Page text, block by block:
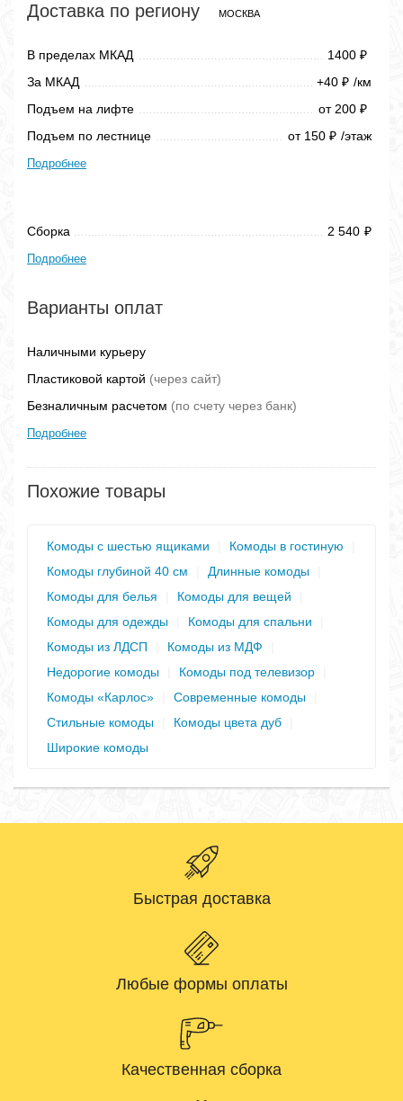
Доставка по региону МОСКВА
В пределах МКАД 1400 ₽
За МКАД +40 ₽ /км
Подъем на лифте
от 200 ₽
Подъем по лестнице от 150 ₽ /этаж
Подробнее
Сборка 2 540 ₽
Подробнее
Варианты оплат
Наличными курьеру
Пластиковой картой (через сайт)
Безналичным расчетом (по счету через банк)
Подробнее
Похожие товары
Комоды с шестью ящиками Комоды в гостиную
Комоды глубиной 40 см
Длинные комоды
Комоды для белья
Комоды для вещей
Комоды для одежды
Комоды для спальни
Комоды из ЛДСП
Комоды из МДФ
Недорогие комоды
Комоды под телевизор
Комоды «Карлос»
Современные комоды
Стильные комоды
Комоды цвета дуб
Широкие комоды
Быстрая доставка
Любые формы оплаты
Качественная сборка